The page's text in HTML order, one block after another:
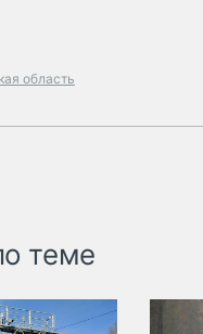
область
теме